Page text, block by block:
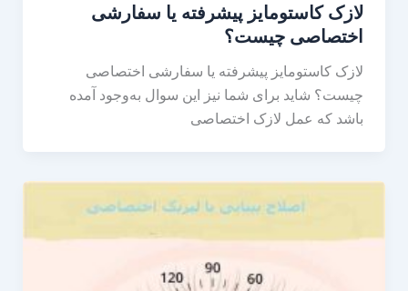
لازک کاستومایز پیشرفته یا سفارشی
اختصاصی چیست؟
لازک کاستومایز پیشرفته یا سفارشی اختصاصی
چیست؟ شاید برای شما نیز این سوال به‌وجود آمده
باشد که عمل لازک اختصاصی